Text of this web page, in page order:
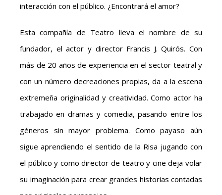
interacción con el público. ¿Encontrará el amor?
Esta compañía de Teatro lleva el nombre de su
fundador, el actor y director Francis J. Quirós. Con
más de 20 años de experiencia en el sector teatral y
con un número decreaciones propias, da a la escena
extremeña originalidad y creatividad. Como actor ha
trabajado en dramas y comedia, pasando entre los
géneros sin mayor problema. Como payaso aún
sigue aprendiendo el sentido de la Risa jugando con
el público y como director de teatro y cine deja volar
su imaginación para crear grandes historias contadas